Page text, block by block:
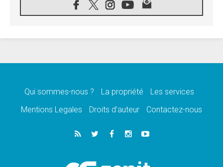
08.08.2026
Signis 2026, donner la parole aux religieuses
07.08.2026
07.08.2026
de l'Assomption et mémoire nationale
«La paix commence par l'empathie» estime
le cardinal Parolin
En Colombie, «la paix ne s'achète pas avec
Qui sommes-nous ? La propriété
Les services
Mentions Legales
Droits d’auteur Contactez-nous